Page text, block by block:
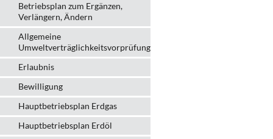
Betriebsplan zum Ergänzen,
Verlängern, Ändern
Allgemeine
Umweltverträglichkeitsvorprüfung
Erlaubnis
Bewilligung
Hauptbetriebsplan Erdgas
Hauptbetriebsplan Erdöl